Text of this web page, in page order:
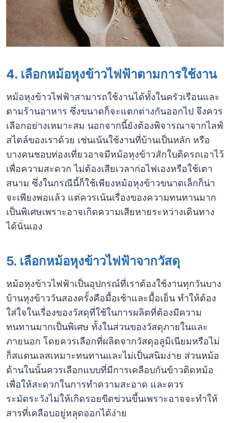
4. เลือกหม้อหุงข้าวไฟฟ้าตามการใช้งาน
หม้อหุงข้าวไฟฟ้าสามารถใช้งานได้ทั้งในครัวเรือนและ
ตามร้านอาหาร ซึ่งขนาดก็จะแตกต่างกันออกไป จึงควร
เลือกอย่างเหมาะสม นอกจากนี้ยังต้องพิจารณาจากไลฟ์
สไตล์ของเราด้วย เช่นเน้นใช้งานที่บ้านเป็นหลัก หรือ
บางคนชอบท่องเที่ยวอาจมีหม้อหุงข้าวสักใบติดรถเอาไว้
เพื่อความสะดวก ไม่ต้องเสียเวลาก่อไฟเองหรือใช้เตา
สนาม ซึ่งในกรณีนี้ก็ใช้เพียงหม้อหุงข้าวขนาดเล็กก็น่า
จะเพียงพอแล้ว แต่ควรเน้นเรื่องของความทนทานมาก
เป็นพิเศษเพราะอาจเกิดความเสียหายระหว่างเดินทาง
ได้นั่นเอง
5. เลือกหม้อหุงข้าวไฟฟ้าจากวัสดุ
หม้อหุงข้าวไฟฟ้าเป็นอุปกรณ์ที่เราต้องใช้งานทุกวันบาง
บ้านหุงข้าววันสองครั้งคือมื้อเช้าและมื้อเย็น ทำให้ต้อง
ใส่ใจในเรื่องของวัสดุที่ใช้ในการผลิตที่ต้องมีความ
ทนทานมากเป็นพิเศษ ทั้งในส่วนของวัสดุภายในและ
ภายนอก โดยควรเลือกที่ผลิตจากวัสดุอลูมิเนียมหรือไม่
ก็สแตนเลสเหมาะทนทานและไม่เป็นสนิมง่าย ส่วนหม้อ
ด้านในนั้นควรเลือกแบบที่มีการเคลือบกันข้าวติดหม้อ
เพื่อให้สะดวกในการทำความสะอาด และควร
ระมัดระวังไม่ให้เกิดรอยขีดข่วนขึ้นเพราะอาจจะทำให้
สารที่เคลือบอยู่หลุดออกได้ง่าย